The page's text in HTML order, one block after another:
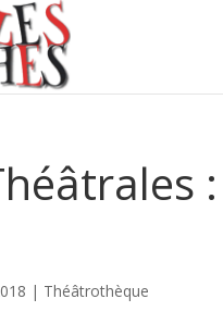
| Théâtrothèque